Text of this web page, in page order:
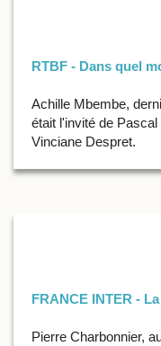
RTBF - Dans quel
Achille Mbembe,
était l'invité de
Vinciane Despret.
FRANCE INTER -
Pierre Charbonnier,